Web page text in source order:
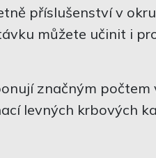
příslušenství v
můžete učinit i
značným počtem
levných krbových